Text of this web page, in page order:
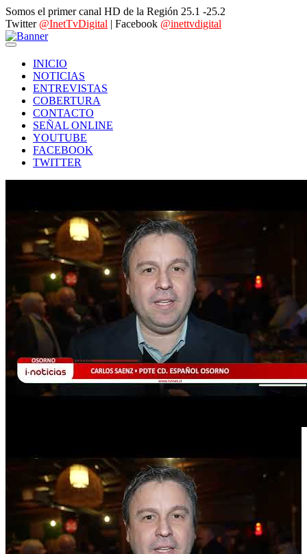
Somos el primer canal HD de la Región 25.1 -25.2
Twitter @InetTvDigital | Facebook @inettvdigital
INICIO
NOTICIAS
ENTREVISTAS
COBERTURA
CONTACTO
SEÑAL ONLINE
YOUTUBE
FACEBOOK
TWITTER